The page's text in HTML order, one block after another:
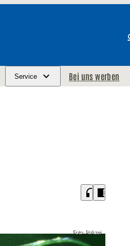
Service Bei uns werben
headphones chrome_reader_mode
Foto: Polizei